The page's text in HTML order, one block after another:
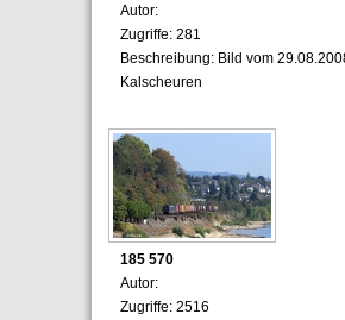
Autor:
Zugriffe: 281
Beschreibung: Bild vom
Kalscheuren
185 570
Autor:
Zugriffe: 2516